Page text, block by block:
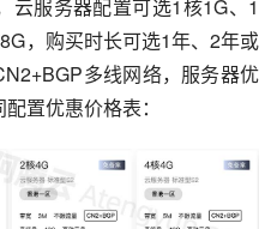
云服务器配置可选1核1G、1
，购买时长可选1年、2年或
多线网络，服务器优
置优惠价格表：